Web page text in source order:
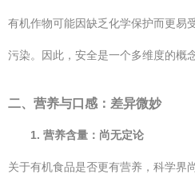
有机作物可能因缺乏化学保护而更易
污染。因此，安全是一个多维度的概
二、营养与口感：差异微妙
1. 营养含量：尚无定论
关于有机食品是否更有营养，科学界